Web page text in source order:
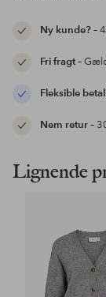
Ny kunde?–
Fri fragt–
Fleksible
Nem retur–
Lignende